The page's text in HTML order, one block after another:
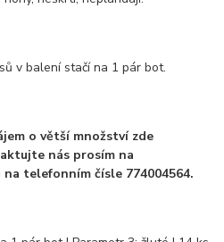
v balení stačí na 1 pár bot.
o větší množství zde
nás prosím na
telefonním čísle 774004564.